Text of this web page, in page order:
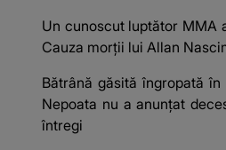
Un cunoscut luptător MMA
Cauza morții lui Allan
Bătrână găsită îngropată
Nepoata nu a anunțat
întregi